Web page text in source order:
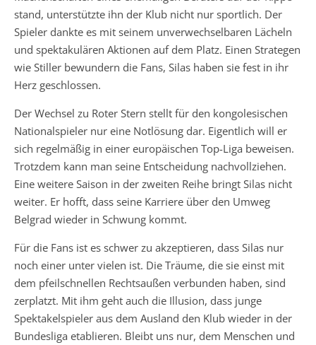
stand, unterstützte ihn der Klub nicht nur sportlich. Der
Spieler dankte es mit seinem unverwechselbaren Lächeln
und spektakulären Aktionen auf dem Platz. Einen Strategen
wie Stiller bewundern die Fans, Silas haben sie fest in ihr
Herz geschlossen.
Der Wechsel zu Roter Stern stellt für den kongolesischen
Nationalspieler nur eine Notlösung dar. Eigentlich will er
sich regelmäßig in einer europäischen Top-Liga beweisen.
Trotzdem kann man seine Entscheidung nachvollziehen.
Eine weitere Saison in der zweiten Reihe bringt Silas nicht
weiter. Er hofft, dass seine Karriere über den Umweg
Belgrad wieder in Schwung kommt.
Für die Fans ist es schwer zu akzeptieren, dass Silas nur
noch einer unter vielen ist. Die Träume, die sie einst mit
dem pfeilschnellen Rechtsaußen verbunden haben, sind
zerplatzt. Mit ihm geht auch die Illusion, dass junge
Spektakelspieler aus dem Ausland den Klub wieder in der
Bundesliga etablieren. Bleibt uns nur, dem Menschen und